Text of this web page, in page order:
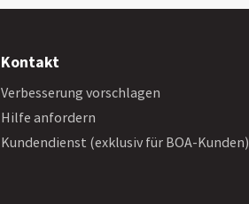
Kontakt
Verbesserung vorschlagen
Hilfe anfordern
Kundendienst (exklusiv für BOA-Kunden)